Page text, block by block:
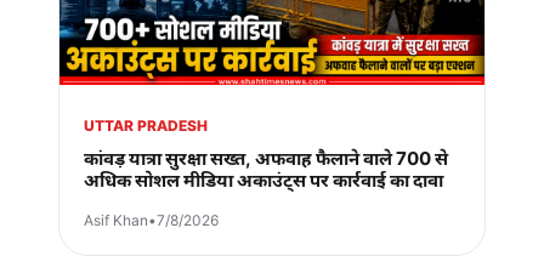
UTTAR PRADESH
कांवड़ यात्रा सुरक्षा सख्त, अफवाह फैलाने वाले 700 से
अधिक सोशल मीडिया अकाउंट्स पर कार्रवाई का दावा
Asif Khan•7/8/2026